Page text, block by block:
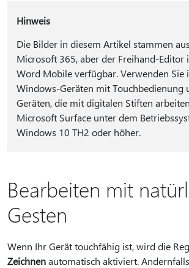
Hinweis
Die Bilder in diesem Artikel stammen
Microsoft 365, aber der Freihand-Editor
Word Mobile verfügbar. Verwenden Sie
Windows-Geräten mit Touchbedienung
Geräten, die mit digitalen Stiften
Microsoft Surface unter dem
Windows 10 TH2 oder höher.
Bearbeiten mit
Gesten
Wenn Ihr Gerät touchfähig ist, wird die
Zeichnenautomatisch aktiviert.